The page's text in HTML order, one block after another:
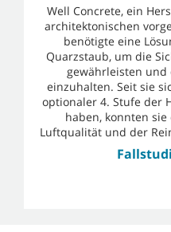
Well Concrete, ein
architektonischen
benötigte eine
Quarzstaub, um die
gewährleisten und
einzuhalten. Seit sie
optionaler 4. Stufe der
haben, konnten
Luftqualität und der